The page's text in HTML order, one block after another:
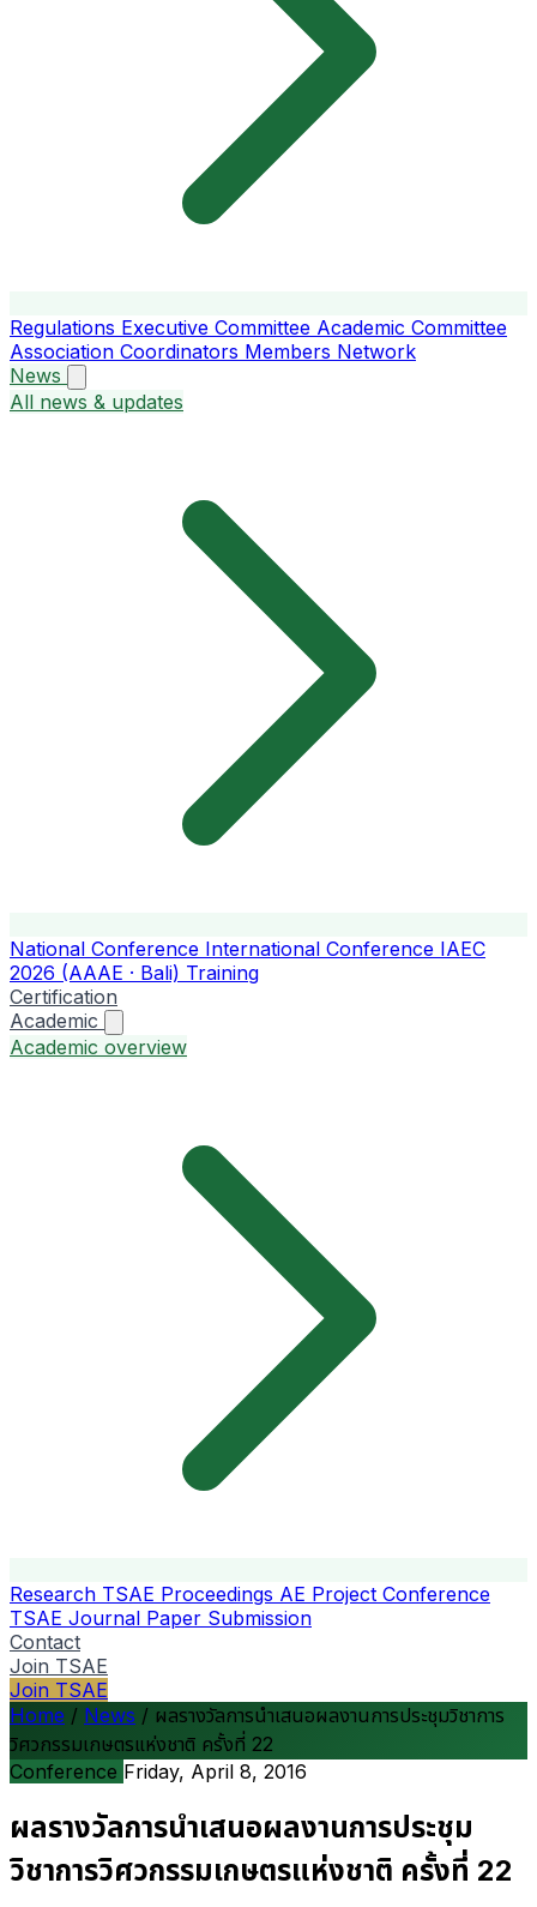
Regulations Executive Committee Academic Committee
Association Coordinators Members Network
News
All news & updates
National Conference International Conference IAEC
2026 (AAAE · Bali) Training
Certification
Academic
Academic overview
Research TSAE Proceedings AE Project Conference
TSAE Journal Paper Submission
Contact
Join TSAE
Join TSAE
Home / News / ผลรางวัลการนำเสนอผลงานการประชุมวิชาการ
วิศวกรรมเกษตรแห่งชาติ ครั้งที่ 22
Conference Friday, April 8, 2016
ผลรางวัลการนำเสนอผลงานการประชุม
วิชาการวิศวกรรมเกษตรแห่งชาติ ครั้งที่ 22